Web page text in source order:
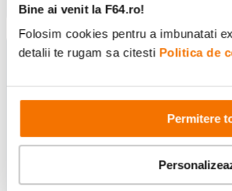
Bine ai venit la F64.ro!
Folosim cookies pentru a imbunatati
detalii te rugam sa citesti Politica de
Permitere
Întrebare:
Bună ziua! Nu, obiectivul
fiind potrivit si pentru
product-